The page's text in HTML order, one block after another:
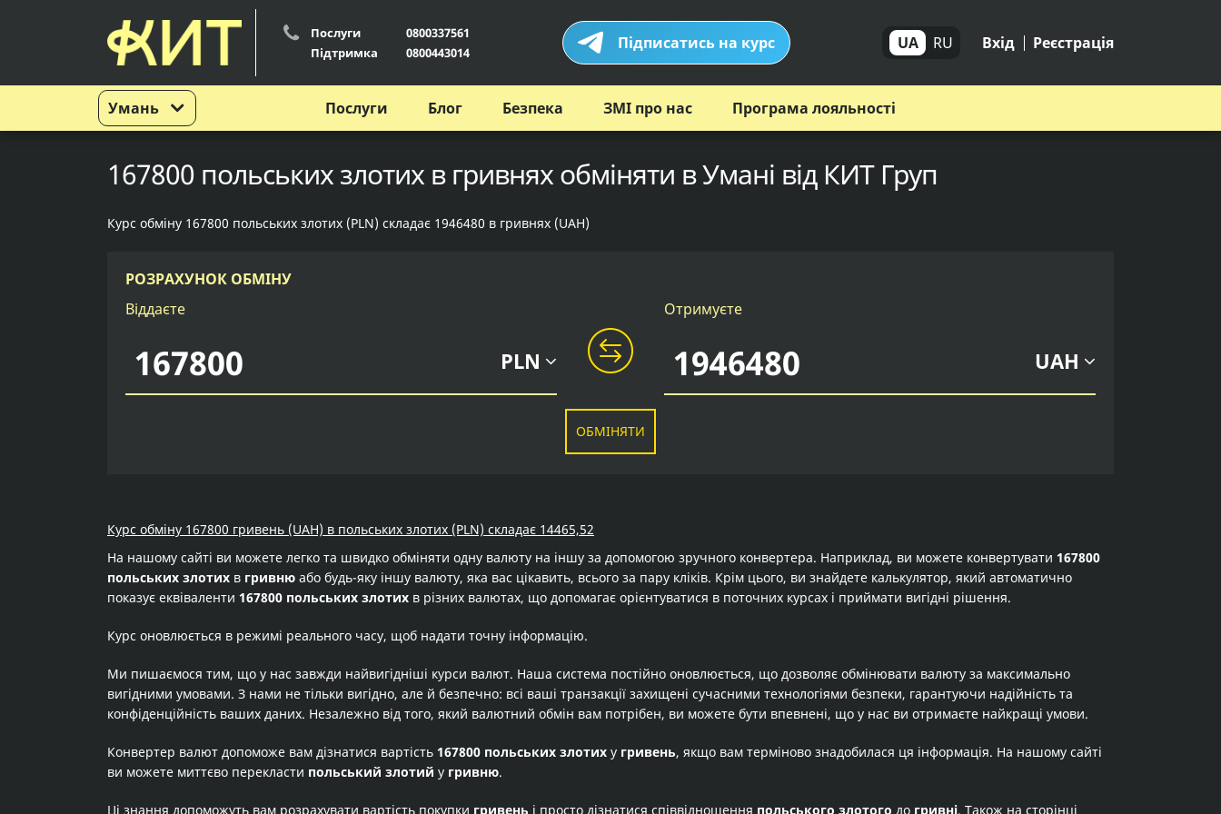
Умань
Послуги
0800337561
Підтримка
0800443014 Підписатись на курс UA RU Вхід Реєстрація
Послуги Блог Безпека ЗМІ про нас Програма лояльності
167800 польських злотих в гривнях обміняти в Умані від КИТ Груп
Курс обміну 167800 польських злотих (PLN) складає 1946480 в гривнях (UAH)
РОЗРАХУНОК ОБМІНУ
Віддаєте
PLN
Отримуєте
UAH
ОБМІНЯТИ
Курс обміну 167800 гривень (UAH) в польських злотих (PLN) складає 14465,52
На нашому сайті ви можете легко та швидко обміняти одну валюту на іншу за допомогою зручного конвертера. Наприклад, ви можете конвертувати 167800
польських злотих в гривню або будь-яку іншу валюту, яка вас цікавить, всього за пару кліків. Крім цього, ви знайдете калькулятор, який автоматично
показує еквіваленти 167800 польських злотих в різних валютах, що допомагає орієнтуватися в поточних курсах і приймати вигідні рішення.
Курс оновлюється в режимі реального часу, щоб надати точну інформацію.
Ми пишаємося тим, що у нас завжди найвигідніші курси валют. Наша система постійно оновлюється, що дозволяє обмінювати валюту за максимально
вигідними умовами. З нами не тільки вигідно, але й безпечно: всі ваші транзакції захищені сучасними технологіями безпеки, гарантуючи надійність та
конфіденційність ваших даних. Незалежно від того, який валютний обмін вам потрібен, ви можете бути впевнені, що у нас ви отримаєте найкращі умови.
Конвертер валют допоможе вам дізнатися вартість 167800 польських злотих у гривень, якщо вам терміново знадобилася ця інформація. На нашому сайті
ви можете миттєво перекласти польський злотий у гривню.
Ці знання допоможуть вам розрахувати вартість покупки гривень і просто дізнатися співвідношення польського злотого до гривні. Також на сторінці